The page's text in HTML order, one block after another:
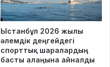
Ыстанбұл 2026 жылы
әлемдік деңгейдегі
спорттық шаралардың
басты алаңына айналды